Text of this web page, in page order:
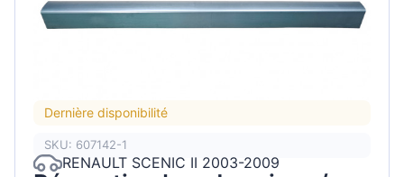
Dernière disponibilité
SKU: 607142-1
RENAULT SCENIC II 2003-2009